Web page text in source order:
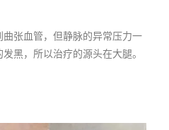
张血管，但静脉的异常压力一
黑，所以治疗的源头在大腿。